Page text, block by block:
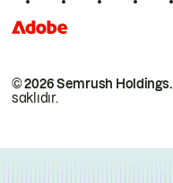
© 2026 Semrush Holdings.
saklıdır.